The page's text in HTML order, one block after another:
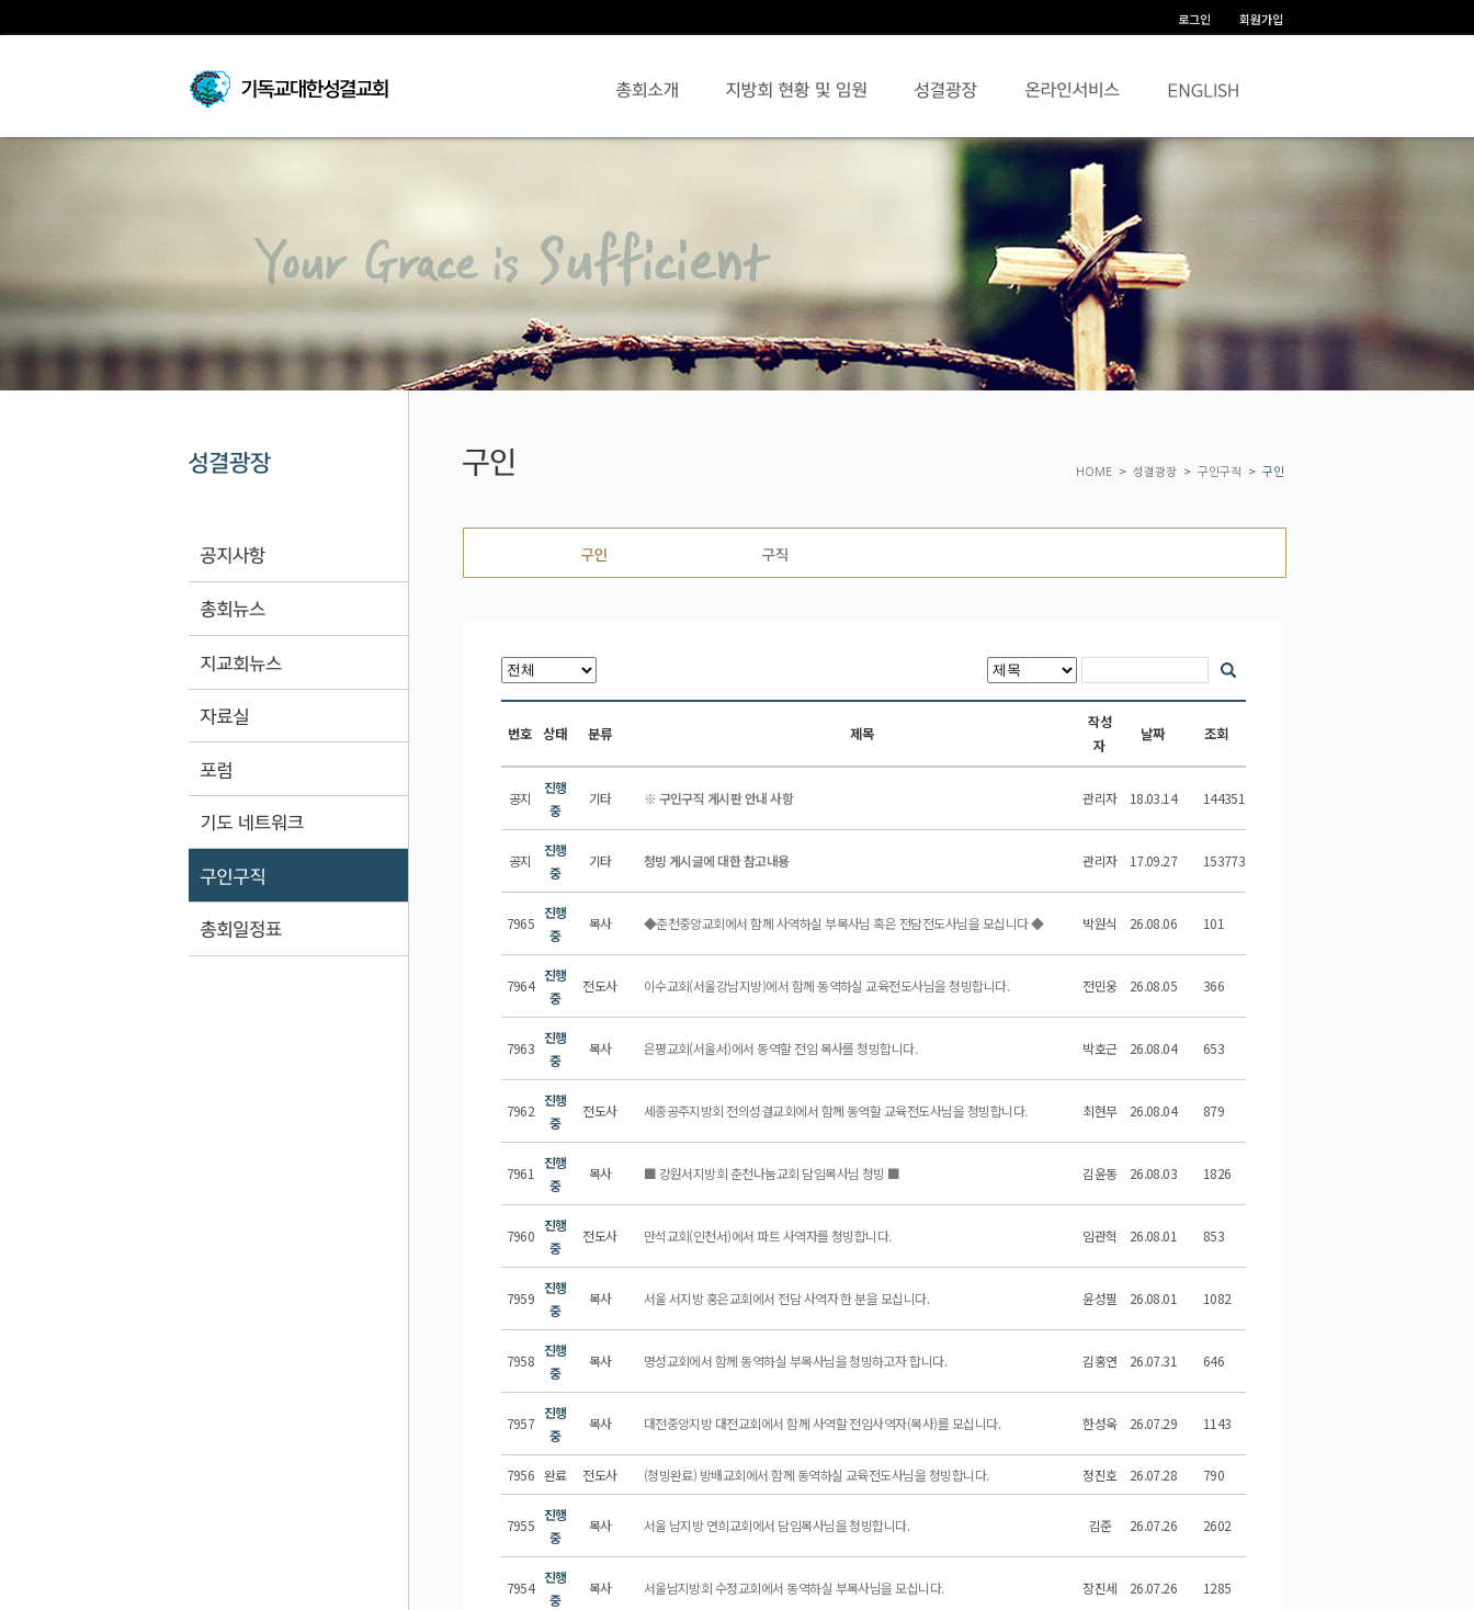
로그인 회원가입
HOME > 성결광장 > 구인구직 > 구인
번호 상태 분류 제목
작성
자
날짜 조회
공지
진행
중
기타 ※ 구인구직 게시판 안내 사항 관리자 18.03.14 144351
공지
진행
중
기타 청빙 게시글에 대한 참고내용 관리자 17.09.27 153773
7965
진행
중
목사 ◆춘천중앙교회에서 함께 사역하실 부목사님 혹은 전담전도사님을 모십니다 ◆ 박원식 26.08.06 101
7964
진행
중
전도사 이수교회(서울강남지방)에서 함께 동역하실 교육전도사님을 청빙합니다. 전민웅 26.08.05 366
7963
진행
중
목사 은평교회(서울서)에서 동역할 전임 목사를 청빙합니다. 박호근 26.08.04 653
7962
진행
중
전도사 세종공주지방회 전의성결교회에서 함께 동역할 교육전도사님을 청빙합니다. 최현무 26.08.04 879
7961
진행
중
목사 ■ 강원서지방회 춘천나눔교회 담임목사님 청빙 ■ 김윤동 26.08.03 1826
7960
진행
중
전도사 만석교회(인천서)에서 파트 사역자를 청빙합니다. 임관혁 26.08.01 853
7959
진행
중
목사 서울 서지방 홍은교회에서 전담 사역자 한 분을 모십니다. 윤성필 26.08.01 1082
7958
진행
중
목사 명성교회에서 함께 동역하실 부목사님을 청빙하고자 합니다. 김홍연 26.07.31 646
7957
진행
중
목사 대전중앙지방 대전교회에서 함께 사역할 전임사역자(목사)를 모십니다. 한성욱 26.07.29 1143
7956 완료 전도사 (청빙완료) 방배교회에서 함께 동역하실 교육전도사님을 청빙합니다. 정진호 26.07.28 790
7955
진행
중
목사 서울 남지방 연희교회에서 담임목사님을 청빙합니다. 김준 26.07.26 2602
7954
진행
중
목사 서울남지방회 수정교회에서 동역하실 부목사님을 모십니다. 장진세 26.07.26 1285